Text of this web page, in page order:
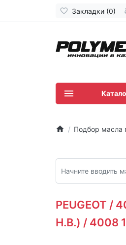
Закладки (0)
Подбор масла
PEUGEOT /
Н.В.) / 4008